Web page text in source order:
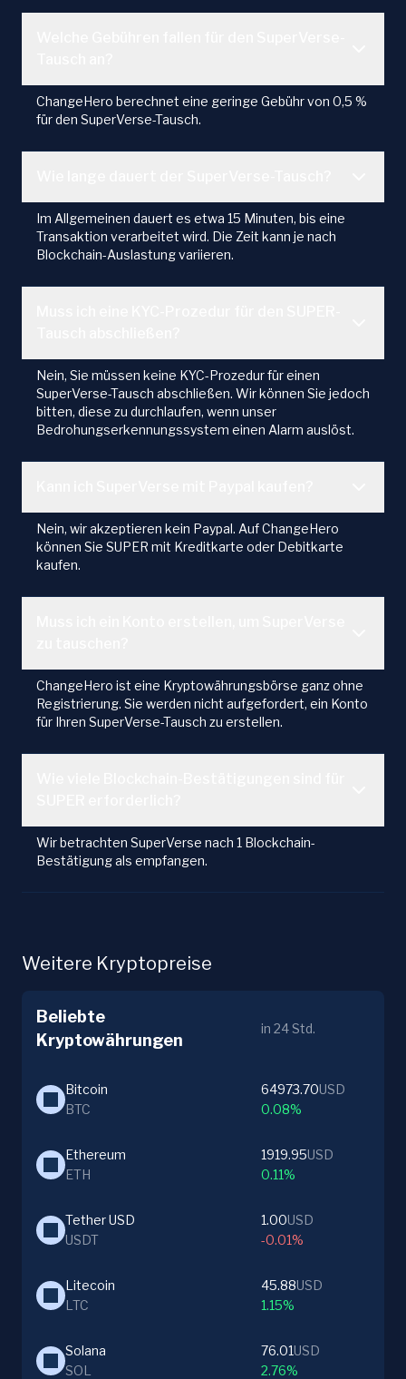
ChangeHero berechnet eine geringe Gebühr von 0,5 %
für den SuperVerse-Tausch.
Im Allgemeinen dauert es etwa 15 Minuten, bis eine
Transaktion verarbeitet wird. Die Zeit kann je nach
Blockchain-Auslastung variieren.
Nein, Sie müssen keine KYC-Prozedur für einen
SuperVerse-Tausch abschließen. Wir können Sie jedoch
bitten, diese zu durchlaufen, wenn unser
Bedrohungserkennungssystem einen Alarm auslöst.
Nein, wir akzeptieren kein Paypal. Auf ChangeHero
können Sie SUPER mit Kreditkarte oder Debitkarte
kaufen.
ChangeHero ist eine Kryptowährungsbörse ganz ohne
Registrierung. Sie werden nicht aufgefordert, ein Konto
für Ihren SuperVerse-Tausch zu erstellen.
Wir betrachten SuperVerse nach 1 Blockchain-
Bestätigung als empfangen.
Weitere Kryptopreise
Beliebte
Kryptowährungen
in 24 Std.
Bitcoin
BTC
64973.70USD
0.08%
Ethereum
ETH
1919.95USD
0.11%
Tether USD
USDT
1.00USD
-0.01%
Litecoin
LTC
45.88USD
1.15%
Solana
SOL
76.01USD
2.76%